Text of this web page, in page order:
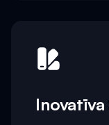
Inovatīva